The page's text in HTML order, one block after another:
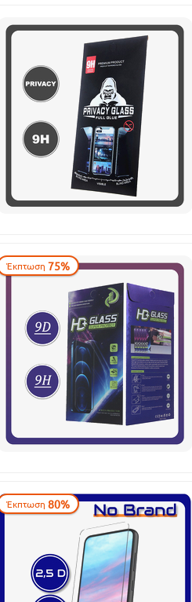
Έκπτωση 75%
Έκπτωση 80%